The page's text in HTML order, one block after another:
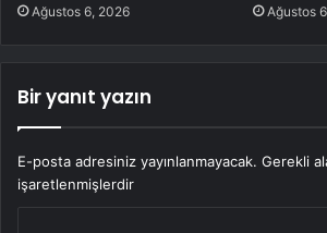
Ağustos 6, 2026 Ağustos
Bir yanıt yazın
E-posta adresiniz yayınlanmayacak. Gerekli
işaretlenmişlerdir